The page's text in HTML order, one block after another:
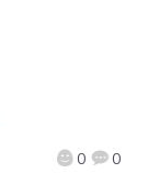
0 0